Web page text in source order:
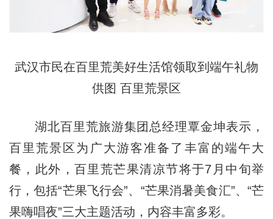
武汉市民在百里荒美好生活馆领取到端午礼物
供图 百里荒景区
湖北百里荒旅游集团总经理覃金坤表示，
百里荒景区为广大游客准备了丰富的端午大
餐，此外，百里荒芒果清凉节将于7月中旬举
行，包括“芒果飞行会”、“芒果消暑美食汇”、“芒
果嗨唱夜”三大主题活动，内容丰富多彩。